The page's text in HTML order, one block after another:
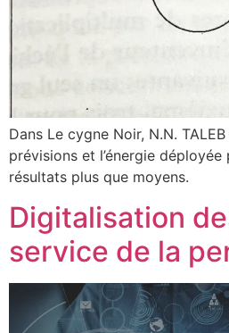
Dans Le cygne Noir, N.N.
prévisions et l’énergie
résultats plus que moyens.
Digitalisation
service de la